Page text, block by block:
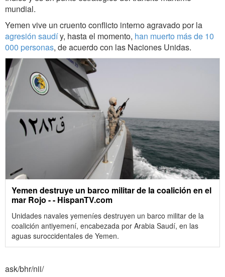
mundial.
Yemen vive un cruento conflicto interno agravado por la
agresión saudíy, hasta el momento, han muerto más de 10
000 personas, de acuerdo con las Naciones Unidas.
Yemen destruye un barco militar de la coalición en el
mar Rojo - - HispanTV.com
Unidades navales yemeníes destruyen un barco militar de la
coalición antiyemení, encabezada por Arabia Saudí, en las
aguas suroccidentales de Yemen.
ask/bhr/nii/